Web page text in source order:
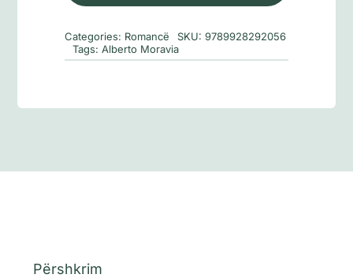
Categories: Romancë SKU:9789928292056
Tags:Alberto Moravia
Përshkrim